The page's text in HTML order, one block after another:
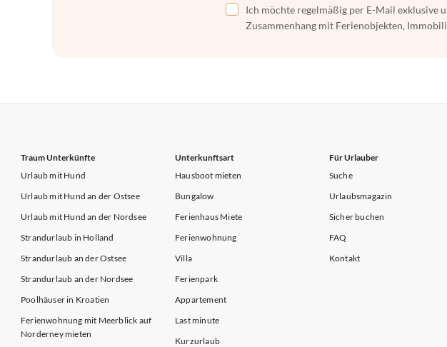
Ich möchte regelmäßig per E-Mail exklusive
Zusammenhang mit Ferienobjekten,
Traum Unterkünfte
Urlaub mit Hund
Urlaub mit Hund an der Ostsee
Urlaub mit Hund an der Nordsee
Strandurlaub in Holland
Strandurlaub an der Ostsee
Strandurlaub an der Nordsee
Poolhäuser in Kroatien
Ferienwohnung mit Meerblick auf
Norderney mieten
Unterkunftsart
Hausboot mieten
Bungalow
Ferienhaus Miete
Ferienwohnung
Villa
Ferienpark
Appartement
Last minute
Kurzurlaub
Für Urlauber
Suche
Urlaubsmagazin
Sicher buchen
FAQ
Kontakt